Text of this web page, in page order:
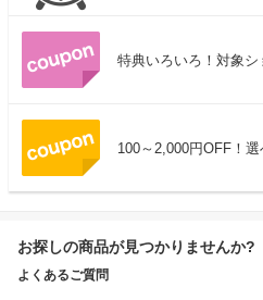
特典いろいろ！対象
100～2,000円OFF！
お探しの商品が見つかりませんか?
よくあるご質問